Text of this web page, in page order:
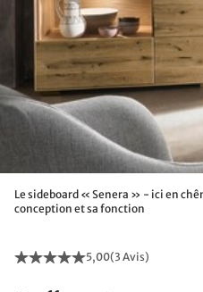
Le sideboard « Senera » - ici en
conception et sa fonction
5,00(3 Avis)